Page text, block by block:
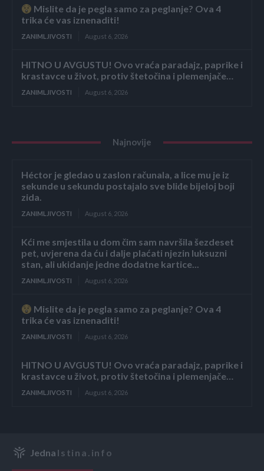
Mislite da je pegla samo za peglanje? Ova 4
trika će vas iznenaditi!
ZANIMLJIVOSTI August 6, 2026
HITNO U AVGUSTU! Ovo vraća paradajz, paprike i
krastavce u život, protiv štetočina i plemenjače…
ZANIMLJIVOSTI August 6, 2026
Najnovije
Héctor je gledao u zaslon računala, a lice mu je iz
sekunde u sekundu postajalo sve bliđe bijeloj boji
zida.
ZANIMLJIVOSTI August 6, 2026
Kći me smjestila u dom čim sam navršila šezdeset
pet, uvjerena da ću i dalje plaćati njezin luksuzni
stan, ali ukidanje jedne dodatne kartice...
ZANIMLJIVOSTI August 6, 2026
Mislite da je pegla samo za peglanje? Ova 4
trika će vas iznenaditi!
ZANIMLJIVOSTI August 6, 2026
HITNO U AVGUSTU! Ovo vraća paradajz, paprike i
krastavce u život, protiv štetočina i plemenjače…
ZANIMLJIVOSTI August 6, 2026
Jedna Istina.info